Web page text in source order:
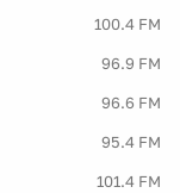
100.4 FM
96.9 FM
96.6 FM
95.4 FM
101.4 FM